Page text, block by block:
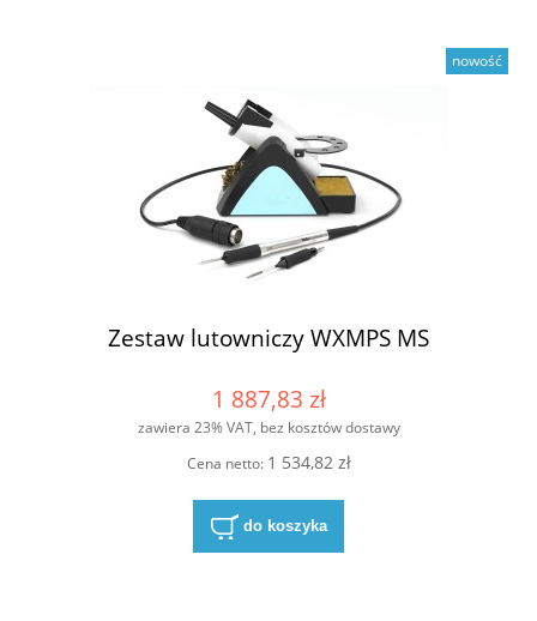
Zestaw lutowniczy WXMPS MS
1 887,83 zł
zawiera 23% VAT, bez kosztów dostawy
Cena netto: 1 534,82 zł
do koszyka
nowość